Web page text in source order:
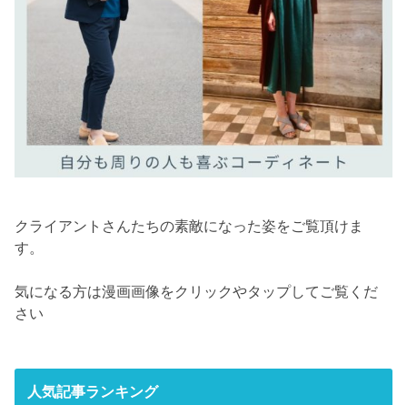
クライアントさんたちの素敵になった姿をご覧頂けま
す。
気になる方は漫画画像をクリックやタップしてご覧くだ
さい
人気記事ランキング